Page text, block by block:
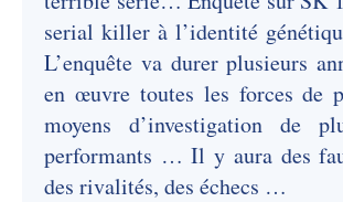
serial killer à l’identité
L’enquête va durer plusieurs
en œuvre toutes les forces de
moyens d’investigation de
performants … Il y aura des
des rivalités, des échecs …